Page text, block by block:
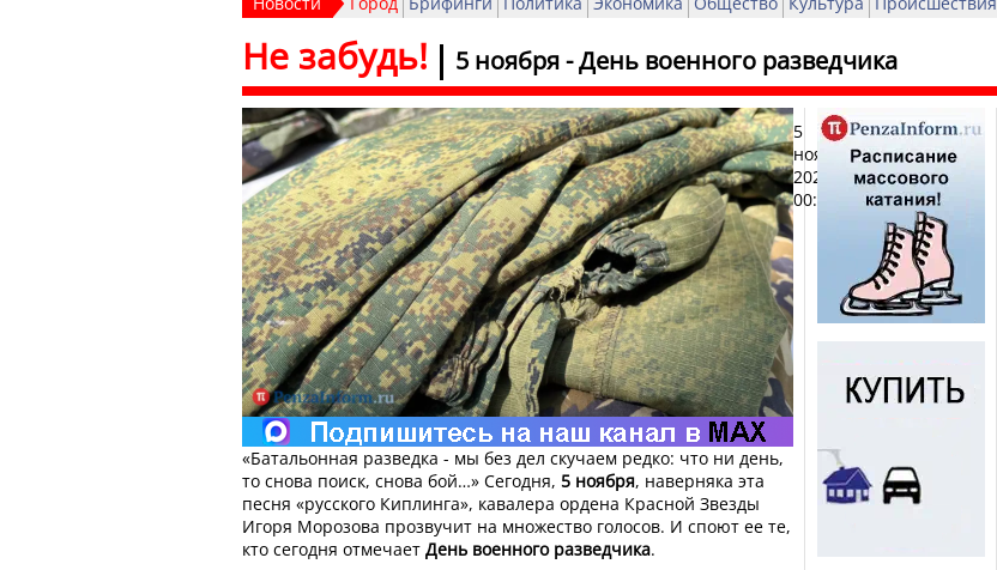
5 ноября - День военного разведчика
Не забудь!
5
ноября
2025,
00:01
«Батальонная разведка - мы без дел скучаем редко: что ни день,
то снова поиск, снова бой…» Сегодня, 5 ноября, наверняка эта
песня «русского Киплинга», кавалера ордена Красной Звезды
Игоря Морозова прозвучит на множество голосов. И споют ее те,
кто сегодня отмечает День военного разведчика.